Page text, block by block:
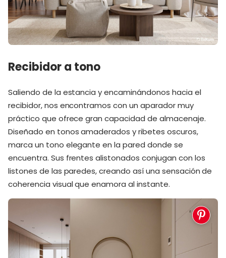
Recibidor a tono
Saliendo de la estancia y encaminándonos hacia el
recibidor, nos encontramos con un aparador muy
práctico que ofrece gran capacidad de almacenaje.
Diseñado en tonos amaderados y ribetes oscuros,
marca un tono elegante en la pared donde se
encuentra. Sus frentes alistonados conjugan con los
listones de las paredes, creando así una sensación de
coherencia visual que enamora al instante.